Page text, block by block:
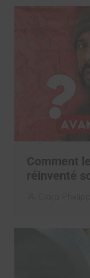
Comment
réinventé